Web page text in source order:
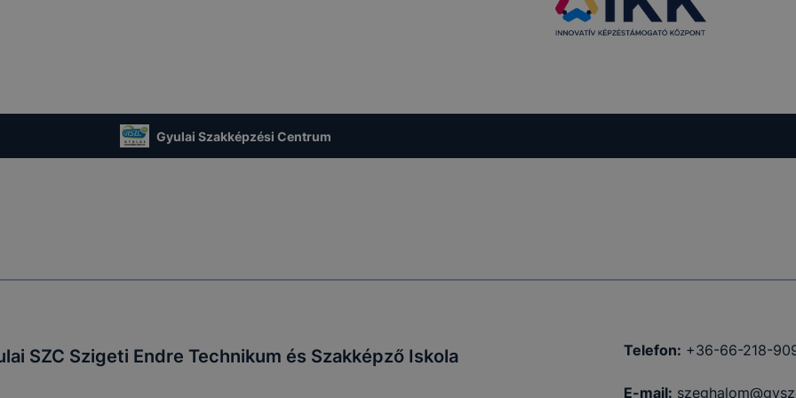
Gyulai Szakképzési Centrum
SZC Szigeti Endre Technikum és Szakképző Iskola Telefon: +36-66-218-
E-mail: